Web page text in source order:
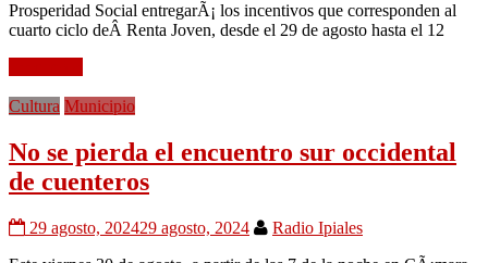
Prosperidad Social entregarÃ¡ los incentivos que corresponden al
cuarto ciclo deÂ Renta Joven, desde el 29 de agosto hasta el 12
Cultura Municipio
No se pierda el encuentro sur occidental
de cuenteros
29 agosto, 202429 agosto, 2024
Radio Ipiales